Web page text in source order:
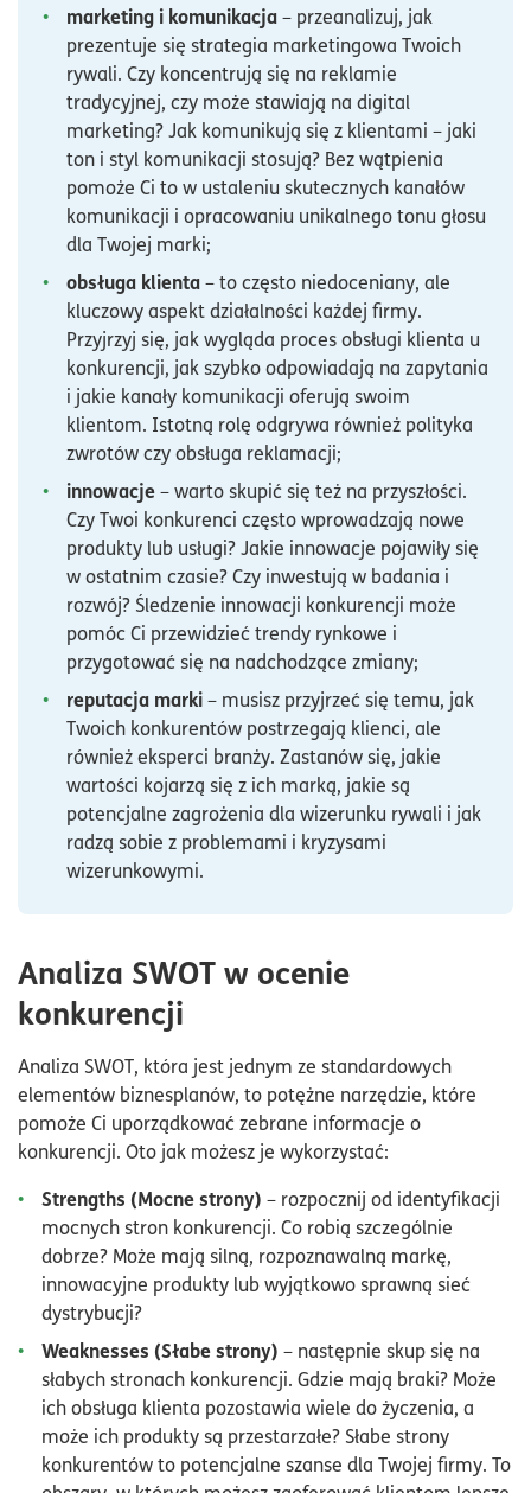
marketing i komunikacja– przeanalizuj, jak
prezentuje się strategia marketingowa Twoich
rywali. Czy koncentrują się na reklamie
tradycyjnej, czy może stawiają na digital
marketing? Jak komunikują się z klientami – jaki
ton i styl komunikacji stosują? Bez wątpienia
pomoże Ci to w ustaleniu skutecznych kanałów
komunikacji i opracowaniu unikalnego tonu głosu
dla Twojej marki;
obsługa klienta– to często niedoceniany, ale
kluczowy aspekt działalności każdej firmy.
Przyjrzyj się, jak wygląda proces obsługi klienta u
konkurencji, jak szybko odpowiadają na zapytania
i jakie kanały komunikacji oferują swoim
klientom. Istotną rolę odgrywa również polityka
zwrotów czy obsługa reklamacji;
innowacje– warto skupić się też na przyszłości.
Czy Twoi konkurenci często wprowadzają nowe
produkty lub usługi? Jakie innowacje pojawiły się
w ostatnim czasie? Czy inwestują w badania i
rozwój? Śledzenie innowacji konkurencji może
pomóc Ci przewidzieć trendy rynkowe i
przygotować się na nadchodzące zmiany;
reputacja marki– musisz przyjrzeć się temu, jak
Twoich konkurentów postrzegają klienci, ale
również eksperci branży. Zastanów się, jakie
wartości kojarzą się z ich marką, jakie są
potencjalne zagrożenia dla wizerunku rywali i jak
radzą sobie z problemami i kryzysami
wizerunkowymi.
Analiza SWOT w ocenie
konkurencji
Analiza SWOT, która jest jednym ze standardowych
elementów biznesplanów, to potężne narzędzie, które
pomoże Ci uporządkować zebrane informacje o
konkurencji. Oto jak możesz je wykorzystać:
Strengths (Mocne strony) – rozpocznij od identyfikacji
mocnych stron konkurencji. Co robią szczególnie
dobrze? Może mają silną, rozpoznawalną markę,
innowacyjne produkty lub wyjątkowo sprawną sieć
dystrybucji?
Weaknesses (Słabe strony) – następnie skup się na
słabych stronach konkurencji. Gdzie mają braki? Może
ich obsługa klienta pozostawia wiele do życzenia, a
może ich produkty są przestarzałe? Słabe strony
konkurentów to potencjalne szanse dla Twojej firmy. To